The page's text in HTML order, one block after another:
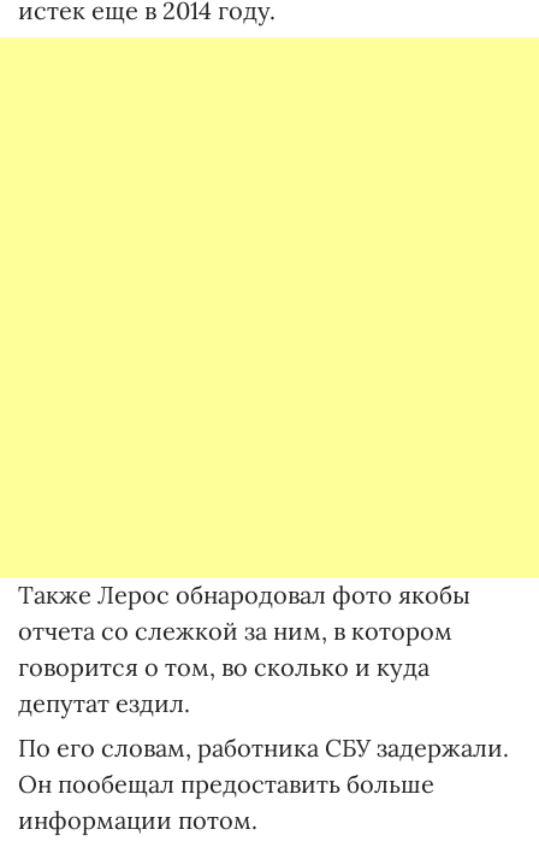
истек еще в 2014 году.
Также Лерос обнародовал фото якобы
отчета со слежкой за ним, в котором
говорится о том, во сколько и куда
депутат ездил.
По его словам, работника СБУ задержали.
Он пообещал предоставить больше
информации потом.